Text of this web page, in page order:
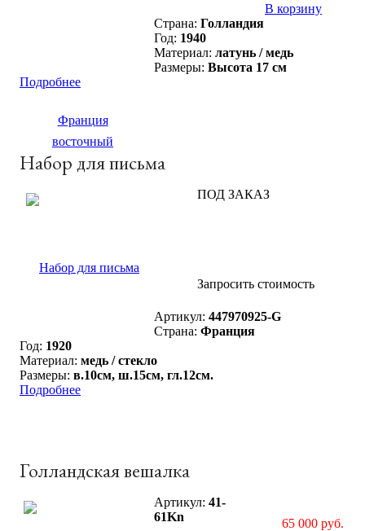
В корзину
Страна: Голландия
Год: 1940
Материал: латунь / медь
Размеры: Высота 17 см
Подробнее
Набор для письма
ПОД ЗАКАЗ
Запросить стоимость
Артикул: 447970925-G
Страна: Франция
Год: 1920
Материал: медь / стекло
Размеры: в.10см, ш.15см, гл.12см.
Подробнее
Голландская вешалка
65 000 руб.
Артикул: 41-
61Kn